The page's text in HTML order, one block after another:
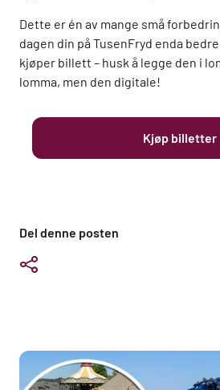
Del denne posten
Dette er én av mange små
dagen din på TusenFryd enda
kjøper billett – husk å legge den i
lomma, men den digitale!
Kjøp billetter